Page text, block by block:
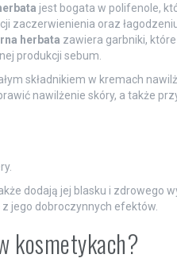
jest bogata w polifenole,
zaczerwienienia oraz
herbata zawiera garbniki,
produkcji sebum.
składnikiem w kremach
nawilżenie skóry, a także
dodają jej blasku i zdrowego
jego dobroczynnych efektów.
kosmetykach?